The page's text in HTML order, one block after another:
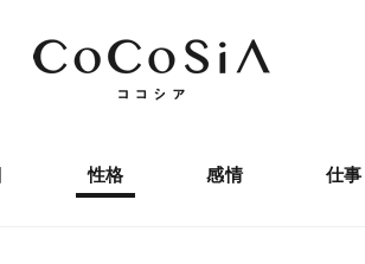
性格 感情 仕事